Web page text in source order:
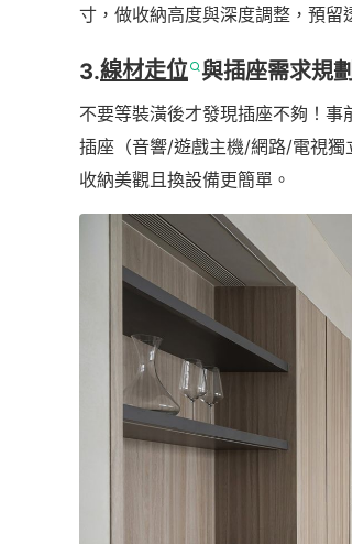
寸，做收納高度與深度調整，預留
3.線材走位 與插座需求規劃
不要等裝潢後才發現插座不夠！
插座（音響/遊戲主機/網路/電視獨
收納美觀且換設備更簡單。